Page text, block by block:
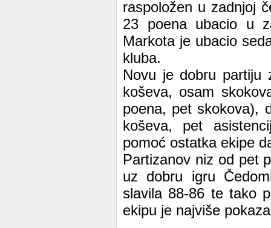
raspoložen u zadnjoj
23 poena ubacio u
Markota je ubacio
kluba.
Novu je dobru partiju
koševa, osam
poena, pet skokova),
koševa, pet
pomoć ostatka ekipe
Partizanov niz od pet
uz dobru igru
slavila 88-86 te tako
ekipu je najviše